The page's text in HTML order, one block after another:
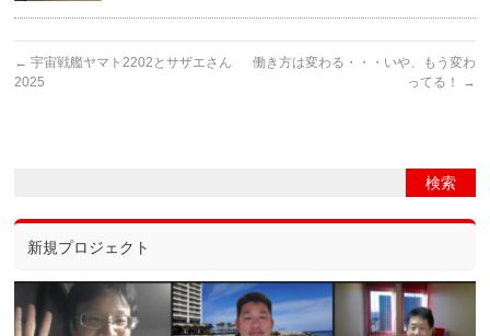
← 宇宙戦艦ヤマト2202とサザエさん
2025
働き方は変わる・・・いや、もう変わ
ってる！
→
新規プロジェクト